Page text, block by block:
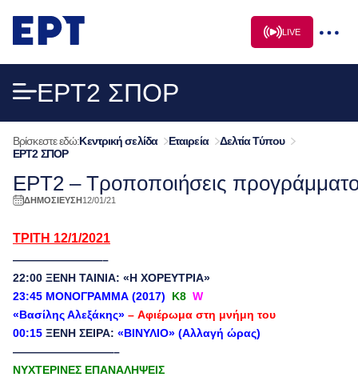
περιεχόμενο
LIVE
EΡΤ2 ΣΠΟΡ
Βρίσκεστε εδώ:Κεντρική σελίδα Εταιρεία
Δελτία Τύπου
EΡΤ2 ΣΠΟΡ
ΕΡΤ2 – Τροποποιήσεις
ΔΗΜΟΣΙΕΥΣΗ12/01/21
ΤΡΙΤΗ 12/1/2021
————————–
22:00 ΞΕΝΗ ΤΑΙΝΙΑ: «Η ΧΟΡΕΥΤΡΙΑ»
23:45 ΜΟΝΟΓΡΑΜΜΑ (2017) Κ8 W
«Βασίλης Αλεξάκης» – Αφιέρωμα στη μνήμη του
00:15 ΞΕΝΗ ΣΕΙΡΑ: «ΒΙΝΥΛΙΟ» (Αλλαγή ώρας)
—————————–
ΝΥΧΤΕΡΙΝΕΣ ΕΠΑΝΑΛΗΨΕΙΣ